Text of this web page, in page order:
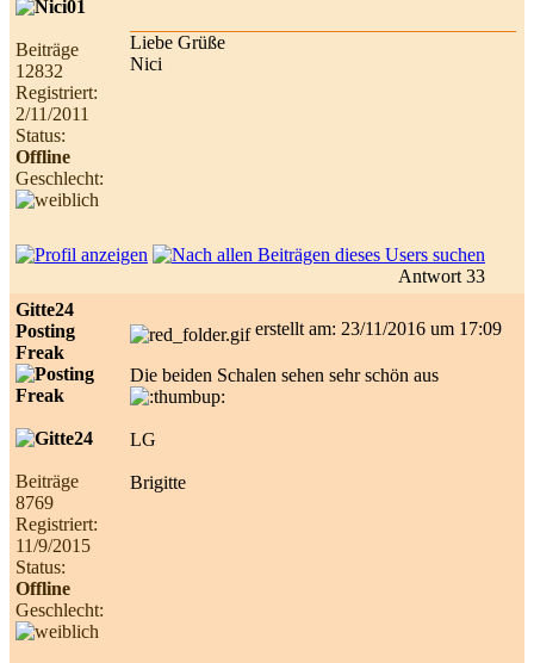
Beiträge
12832
Registriert:
2/11/2011
Status:
Offline
Geschlecht:
Liebe Grüße
Nici
Antwort 33
Gitte24
Posting
Freak
Beiträge
8769
Registriert:
11/9/2015
Status:
Offline
Geschlecht:
erstellt am: 23/11/2016 um 17:09
Die beiden Schalen sehen sehr schön aus
LG
Brigitte